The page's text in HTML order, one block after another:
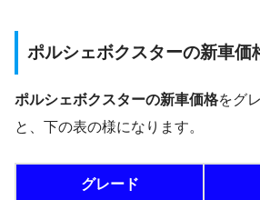
ポルシェボクスターの新車価
ポルシェボクスターの新車価格をグ
と、下の表の様になります。
グレード